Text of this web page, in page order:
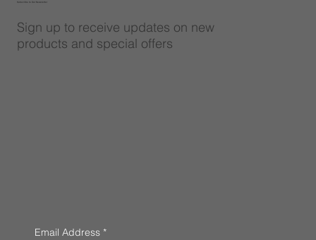
Sign up to receive updates on new
products and special offers
Subscribe to Our Newsletter
Email Address *